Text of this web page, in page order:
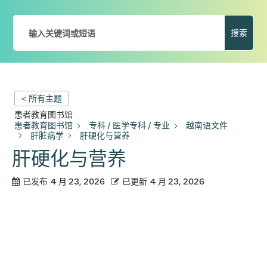
搜索
< 所有主题
患者教育图书馆
患者教育图书馆
专科 / 医学专科 / 专业
越南语文件
肝脏病学
肝硬化与营养
肝硬化与营养
已发布 4 月 23, 2026 已更新 4 月 23, 2026